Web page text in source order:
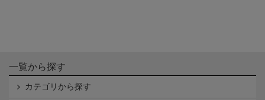
一覧から探す
カテゴリから探す